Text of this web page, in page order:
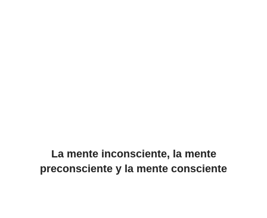
La mente inconsciente, la mente
preconsciente y la mente consciente